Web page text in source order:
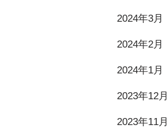
2024年3月
2024年2月
2024年1月
2023年12月
2023年11月